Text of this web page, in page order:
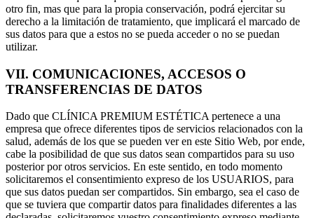
otro fin, mas que para la propia conservación, podrá ejercitar su
derecho a la limitación de tratamiento, que implicará el marcado de
sus datos para que a estos no se pueda acceder o no se puedan
utilizar.
VII. COMUNICACIONES, ACCESOS O
TRANSFERENCIAS DE DATOS
Dado que CLÍNICA PREMIUM ESTÉTICA pertenece a una
empresa que ofrece diferentes tipos de servicios relacionados con la
salud, además de los que se pueden ver en este Sitio Web, por ende,
cabe la posibilidad de que sus datos sean compartidos para su uso
posterior por otros servicios. En este sentido, en todo momento
solicitaremos el consentimiento expreso de los USUARIOS, para
que sus datos puedan ser compartidos. Sin embargo, sea el caso de
que se tuviera que compartir datos para finalidades diferentes a las